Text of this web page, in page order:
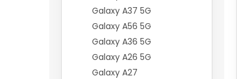
Galaxy A37 5G
Galaxy A56 5G
Galaxy A36 5G
Galaxy A26 5G
Galaxy A27